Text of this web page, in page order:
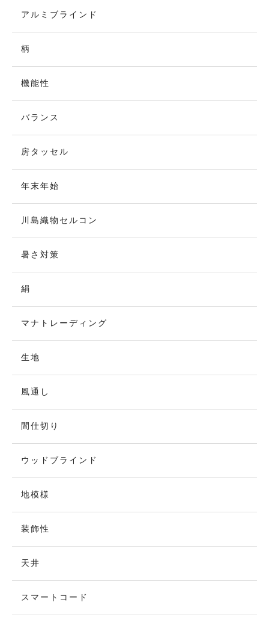
アルミブラインド
柄
機能性
バランス
房タッセル
年末年始
川島織物セルコン
暑さ対策
絹
マナトレーディング
生地
風通し
間仕切り
ウッドブラインド
地模様
装飾性
天井
スマートコード